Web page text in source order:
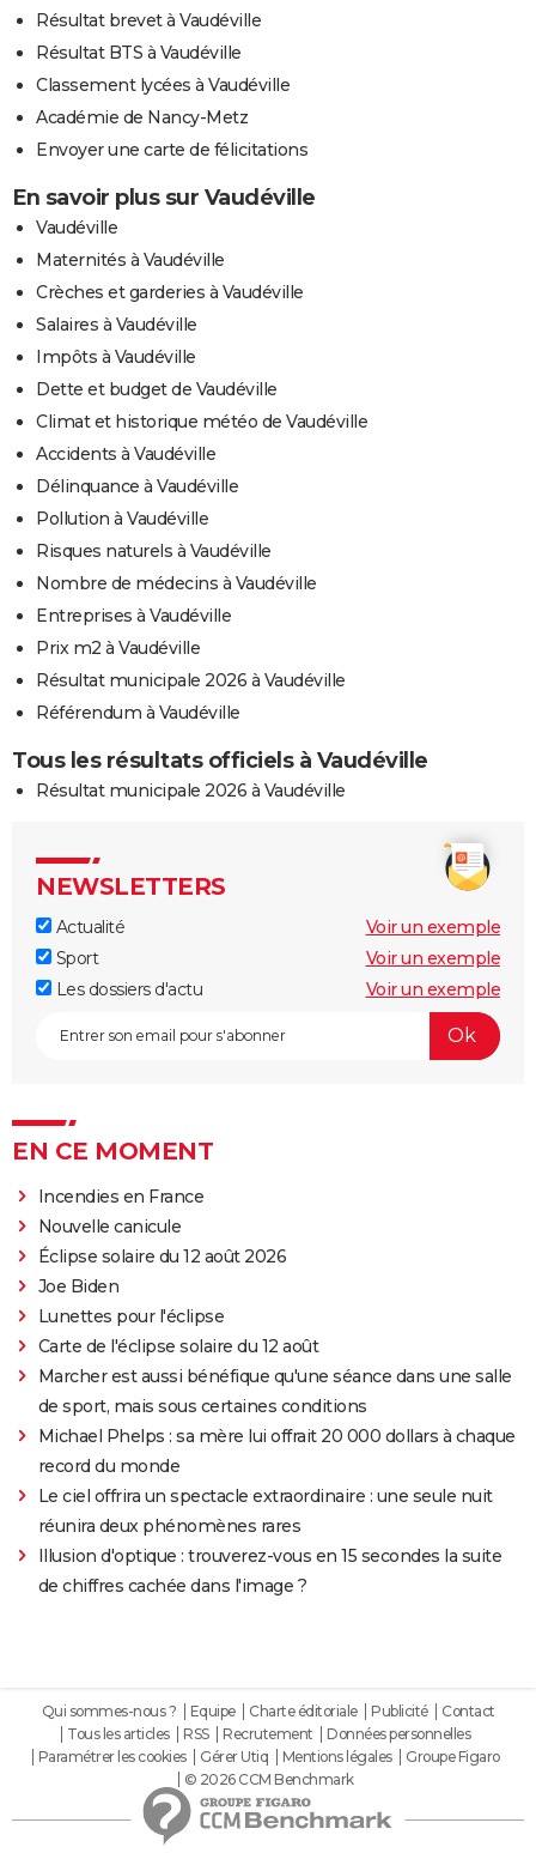
Résultat brevet à Vaudéville
Résultat BTS à Vaudéville
Classement lycées à Vaudéville
Académie de Nancy-Metz
Envoyer une carte de félicitations
En savoir plus sur Vaudéville
Vaudéville
Maternités à Vaudéville
Crèches et garderies à Vaudéville
Salaires à Vaudéville
Impôts à Vaudéville
Dette et budget de Vaudéville
Climat et historique météo de Vaudéville
Accidents à Vaudéville
Délinquance à Vaudéville
Pollution à Vaudéville
Risques naturels à Vaudéville
Nombre de médecins à Vaudéville
Entreprises à Vaudéville
Prix m2 à Vaudéville
Résultat municipale 2026 à Vaudéville
Référendum à Vaudéville
Tous les résultats officiels à Vaudéville
Résultat municipale 2026 à Vaudéville
NEWSLETTERS
Actualité
Voir un exemple
Sport
Voir un exemple
Les dossiers d'actu
Voir un exemple
EN CE MOMENT
Incendies en France
Nouvelle canicule
Éclipse solaire du 12 août 2026
Joe Biden
Lunettes pour l'éclipse
Carte de l'éclipse solaire du 12 août
Marcher est aussi bénéfique qu'une séance dans une salle
de sport, mais sous certaines conditions
Michael Phelps : sa mère lui offrait 20 000 dollars à chaque
record du monde
Le ciel offrira un spectacle extraordinaire : une seule nuit
réunira deux phénomènes rares
Illusion d'optique : trouverez-vous en 15 secondes la suite
de chiffres cachée dans l'image ?
Qui sommes-nous ? Equipe Charte éditoriale Publicité
Contact
Tous les articles
RSS Recrutement
Données personnelles
Paramétrer les cookies
Gérer Utiq Mentions légales
Groupe Figaro
© 2026 CCM Benchmark